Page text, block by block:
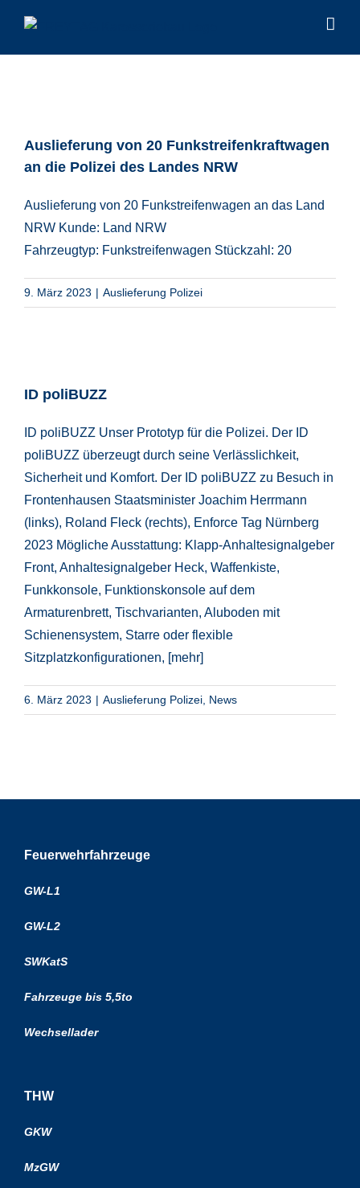
Inhalt
springen
Auslieferung von 20 Funkstreifenkraftwagen
an die Polizei des Landes NRW
Auslieferung von 20 Funkstreifenwagen an das Land
NRW Kunde: Land NRW
Fahrzeugtyp: Funkstreifenwagen Stückzahl: 20
9. März 2023 | Auslieferung Polizei
ID poliBUZZ
ID poliBUZZ Unser Prototyp für die Polizei. Der ID
poliBUZZ überzeugt durch seine Verlässlichkeit,
Sicherheit und Komfort. Der ID poliBUZZ zu Besuch in
Frontenhausen Staatsminister Joachim Herrmann
(links), Roland Fleck (rechts), Enforce Tag Nürnberg
2023 Mögliche Ausstattung: Klapp-Anhaltesignalgeber
Front, Anhaltesignalgeber Heck, Waffenkiste,
Funkkonsole, Funktionskonsole auf dem
Armaturenbrett, Tischvarianten, Aluboden mit
Schienensystem, Starre oder flexible
Sitzplatzkonfigurationen, [mehr]
6. März 2023 | Auslieferung Polizei News
Feuerwehrfahrzeuge
GW-L1
GW-L2
SWKatS
Fahrzeuge bis 5,5to
Wechsellader
THW
GKW
MzGW